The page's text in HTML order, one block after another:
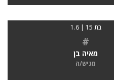
בת 15 | 1.6
#
מאיה בן
מגיש/ה